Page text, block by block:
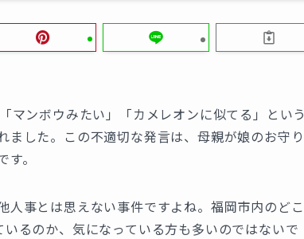
マンボウみたい」「カメレオンに似てる」という
した。この不適切な発言は、母親が娘のお守り
。
事とは思えない事件ですよね。福岡市内のどこ
るのか、気になっている方も多いのではないで